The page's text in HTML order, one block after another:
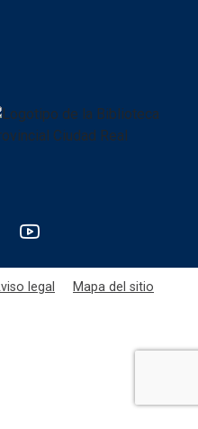
legal Mapa del sitio